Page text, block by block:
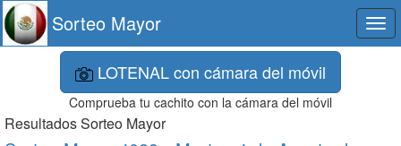
Sorteo Mayor
LOTENAL con cámara del móvil
Comprueba tu cachito con la cámara del móvil
Resultados Sorteo Mayor